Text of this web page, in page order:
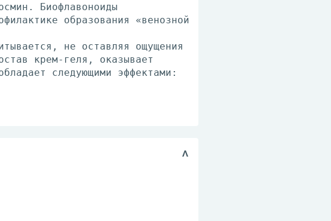
Биофлавоноиды
образования «венозной
не оставляя ощущения
крем-геля, оказывает
следующими эффектами: